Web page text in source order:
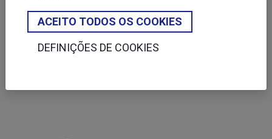
ACEITO TODOS OS COOKIES
DEFINIÇÕES DE COOKIES